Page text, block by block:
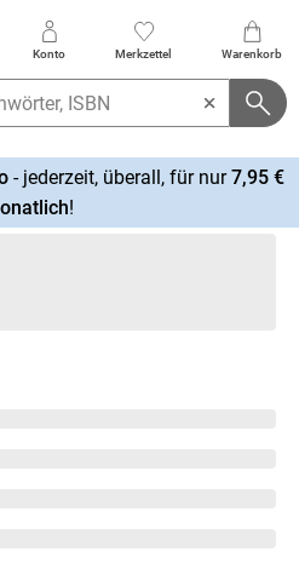
Konto Merkzettel Warenkorb
- jederzeit, überall, für nur7,95 €
!